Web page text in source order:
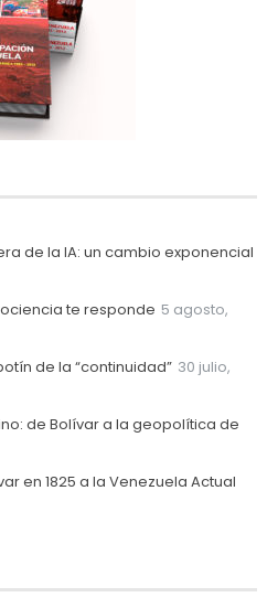
de la IA: un cambio exponencial
te responde 5 agosto,
de la “continuidad” 30 julio,
de Bolívar a la geopolítica de
en 1825 a la Venezuela Actual